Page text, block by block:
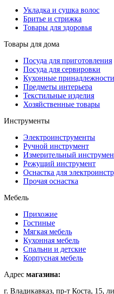
Укладка и сушка волос
Бритье и стрижка
Товары для здоровья
Товары для дома
Посуда для приготовления
Посуда для сервировки
Кухонные принадлежности
Предметы интерьера
Текстильные изделия
Хозяйственные товары
Инструменты
Электроинструменты
Ручной инструмент
Измерительный
Режущий инструмент
Оснастка для
Прочая оснастка
Мебель
Прихожие
Гостиные
Мягкая мебель
Кухонная мебель
Спальни и детские
Корпусная мебель
Адрес магазина:
г. Владикавказ, пр-т Коста, 15,